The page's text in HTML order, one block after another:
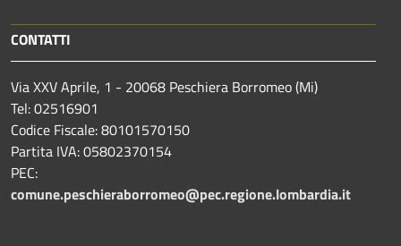
CONTATTI
Via XXV Aprile, 1 - 20068 Peschiera Borromeo (Mi)
Tel: 02516901
Codice Fiscale: 80101570150
Partita IVA: 05802370154
PEC:
comune.peschieraborromeo@pec.regione.lombardia.it